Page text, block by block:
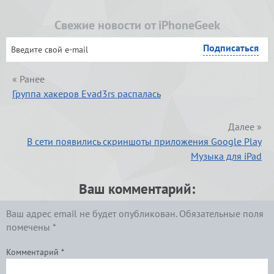
Свежие новости от iPhoneGeek
« Ранее
Группа хакеров Evad3rs распалась
Далее »
В сети появились скриншоты приложения Google Play
Музыка для iPad
Ваш комментарий:
Ваш адрес email не будет опубликован. Обязательные поля
помечены *
Комментарий *